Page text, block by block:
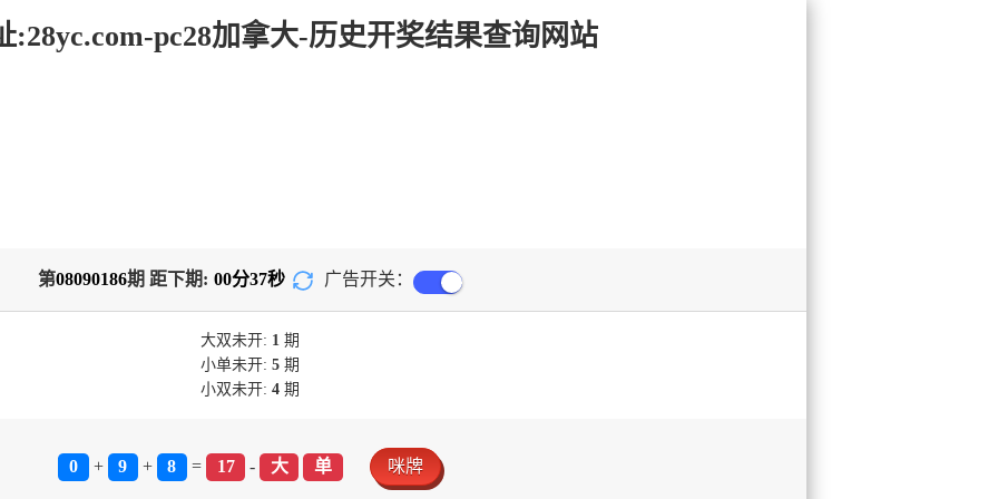
:28yc.com-pc28加拿大-历史开奖结果查询网站
第08090186期 距下期: 00分36秒 广告开关：
大双未开: 1期
小单未开: 5期
小双未开: 4期
0 + 9 + 8 = 17 - 大 单 咪牌